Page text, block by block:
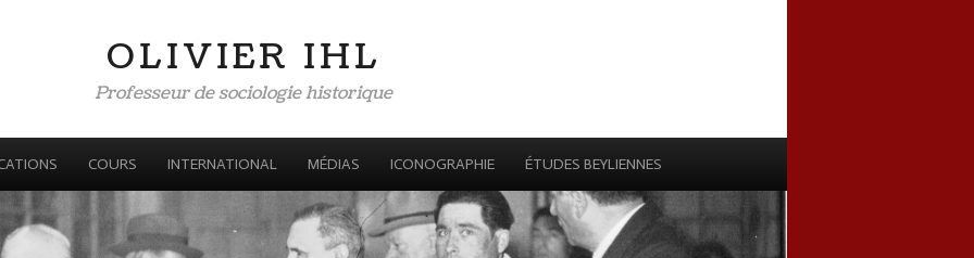
OLIVIER IHL
Professeur de sociologie historique
COURS INTERNATIONAL MÉDIAS ICONOGRAPHIE ÉTUDES BEYLIENNES